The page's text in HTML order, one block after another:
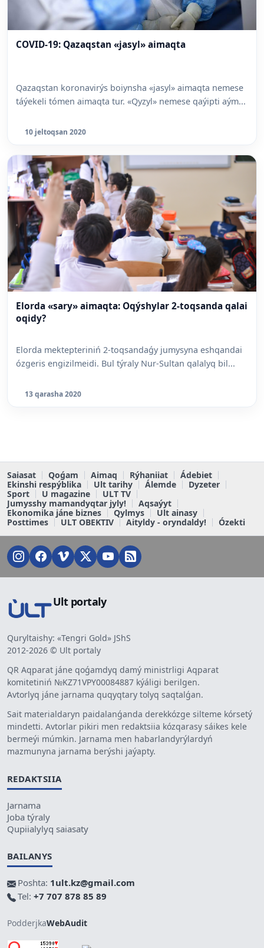
COVID-19: Qazaqstan «jasyl» aimaqta
Qazaqstan koronavirýs boiynsha «jasyl» aimaqta nemese
táýekeli tómen aimaqta tur. «Qyzyl» nemese qaýipti aým...
10 jeltoqsan 2020
Elorda «sary» aimaqta: Oqýshylar 2-toqsanda qalai
oqidy?
Elorda mektepteriniń 2-toqsandaǵy jumysyna eshqandai
ózgeris engizilmeidi. Bul týraly Nur-Sultan qalalyq bil...
13 qarasha 2020
Saiasat Qoǵam Aimaq Rýhaniiat
Ádebiet
Ekinshi respýblika
Ult tarihy Álemde
Dyzeter
Sport
U magazine
ULT TV
Jumysshy mamandyqtar jyly!
Aqsaýyt
Ekonomika jáne biznes
Qylmys
Ult ainasy
Posttimes
ULT OBEKTIV Aityldy - oryndaldy! Ózekti
Ult portaly
Quryltaishy: «Tengri Gold» JShS
2012-2026 © Ult portaly
QR Aqparat jáne qoǵamdyq damý ministrligi Aqparat
komitetiniń №KZ71VPY00084887 kýáligi berilgen.
Avtorlyq jáne jarnama quqyqtary tolyq saqtalǵan.
Sait materialdaryn paidalanǵanda derekkózge silteme kórsetý
mindetti. Avtorlar pikiri men redaktsiia kózqarasy sáikes kele
bermeýi múmkin. Jarnama men habarlandyrýlardyń
mazmunyna jarnama berýshi jaýapty.
REDAKTSIIA
Jarnama
Joba týraly
Qupiialylyq saiasaty
BAILANYS
Poshta: 1ult.kz@gmail.com
Tel: +7 707 878 85 89
PodderjkaWebAudit